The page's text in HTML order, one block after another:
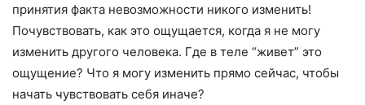
принятия факта невозможности никого изменить!
Почувствовать, как это ощущается, когда я не могу
изменить другого человека. Где в теле “живет” это
ощущение? Что я могу изменить прямо сейчас, чтобы
начать чувствовать себя иначе?